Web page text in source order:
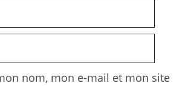
nom, mon e-mail et mon site